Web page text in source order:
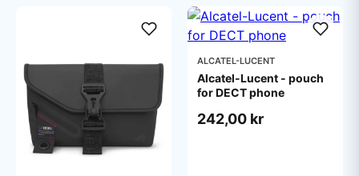
ALCATEL-LUCENT
Alcatel-Lucent - pouch
for DECT phone
242,00 kr